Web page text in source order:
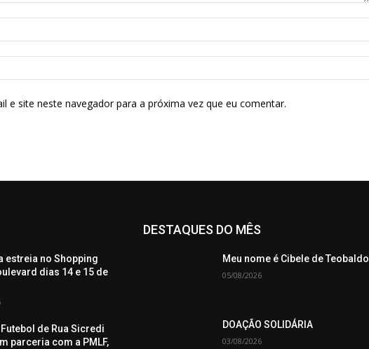
e site neste navegador para a próxima vez que eu comentar.
estreia no Shopping
dias 14 e 15 de
Futebol de Rua Sicredi
parceria com a PMLF,
DESTAQUES DO MÊS
Meu nome é Cibele de Teobaldo
05/08/2026
DOAÇÃO SOLIDÁRIA
03/08/2026